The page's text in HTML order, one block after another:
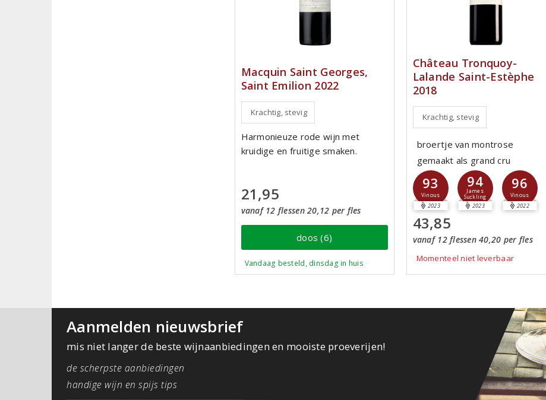
Macquin Saint Georges,
Saint Emilion 2022
Krachtig, stevig
Harmonieuze rode wijn met
kruidige en fruitige smaken.
21,95
vanaf 12 flessen 20,12 per fles
doos (6)
Vandaag besteld, dinsdag in huis
Château Tronquoy-
Lalande Saint-Estèphe
2018
Krachtig, stevig
broertje van montrose
gemaakt als grand cru
93
Vinous
2023
94
James
Suckling
2023
96
Vinous
2022
43,85
vanaf 12 flessen 40,20 per fles
Momenteel niet leverbaar
Aanmelden nieuwsbrief
mis niet langer de beste wijnaanbiedingen en mooiste proeverijen!
de scherpste aanbiedingen
handige wijn en spijs tips